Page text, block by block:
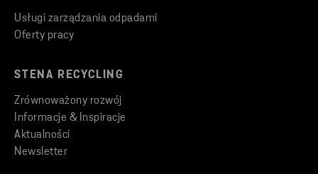
Usługi zarządzania odpadami
Oferty pracy
STENA RECYCLING
Zrównoważony rozwój
Informacje & Inspiracje
Aktualności
Newsletter